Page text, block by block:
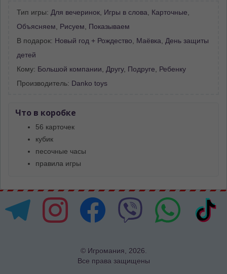
Тип игры: Для вечеринок Игры в слова Карточные
Объясняем
Рисуем
Показываем
В подарок: Новый год + Рождество Маёвка
День защиты
детей
Кому: Большой компании Другу, Подруге
Ребенку
Производитель: Danko toys
Что в коробке
56 карточек
кубик
песочные часы
правила игры
© Игромания, 2026.
Все права защищены